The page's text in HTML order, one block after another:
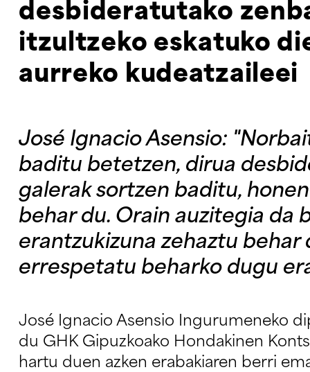
desbideratutako
itzultzeko eskatuko
aurreko kudeatzaileei
José Ignacio Asensio:
baditu betetzen, dirua
galerak sortzen baditu,
behar du. Orain auzitegia da
erantzukizuna zehaztu behar
errespetatu beharko dugu
José Ignacio Asensio Ingurumeneko
du GHK Gipuzkoako Hondakinen
hartu duen azken erabakiaren berri